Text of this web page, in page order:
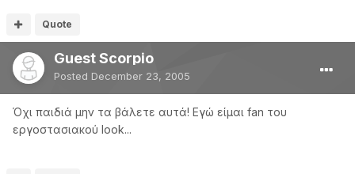
Quote
Guest Scorpio
Posted December 23, 2005
Όχι παιδιά μην τα βάλετε αυτά! Εγώ είμαι fan του
εργοστασιακού look...